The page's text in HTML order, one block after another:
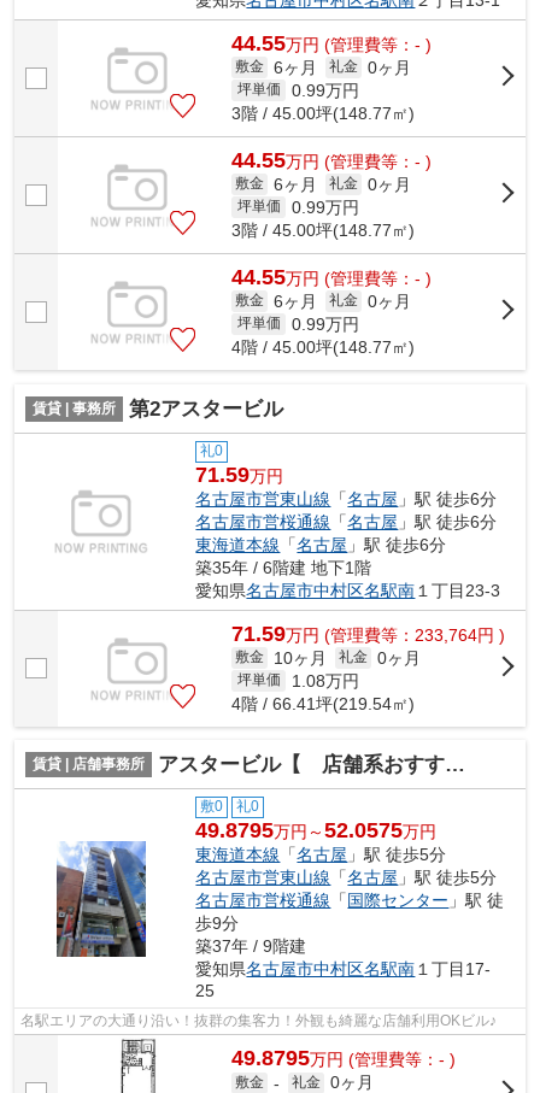
44.55万円 (管理費等：- )
敷金 6ヶ月 礼金 0ヶ月
坪単価 0.99万円
3階 / 45.00坪(148.77㎡)
44.55万円 (管理費等：- )
敷金 6ヶ月 礼金 0ヶ月
坪単価 0.99万円
3階 / 45.00坪(148.77㎡)
44.55万円 (管理費等：- )
敷金 6ヶ月 礼金 0ヶ月
坪単価 0.99万円
4階 / 45.00坪(148.77㎡)
賃貸 | 事務所 第2アスタービル
礼0
71.59万円
名古屋市営東山線 「名古屋 」駅 徒歩6分
名古屋市営桜通線 「名古屋 」駅 徒歩6分
東海道本線 「名古屋 」駅 徒歩6分
築35年 / 6階建 地下1階
愛知県名古屋市中村区名駅南 １丁目23-3
71.59万円 (管理費等：233,764円 )
敷金 10ヶ月 礼金 0ヶ月
坪単価 1.08万円
4階 / 66.41坪(219.54㎡)
賃貸 | 店舗事務所 アスタービル【 店舗系おすすめ 】
敷0 礼0
49.8795万円～52.0575万円
東海道本線 「名古屋 」駅 徒歩5分
名古屋市営東山線 「名古屋 」駅 徒歩5分
名古屋市営桜通線 「国際センター 」駅 徒
歩9分
築37年 / 9階建
愛知県名古屋市中村区名駅南１丁目17-
25
名駅エリアの大通り沿い！抜群の集客力！外観も綺麗な店舗利用OKビル♪
49.8795万円 (管理費等：- )
敷金 - 礼金 0ヶ月